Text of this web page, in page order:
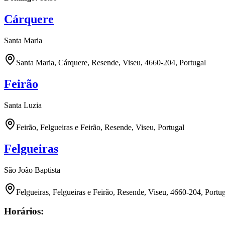
Cárquere
Santa Maria
Santa Maria, Cárquere, Resende, Viseu, 4660-204, Portugal
Feirão
Santa Luzia
Feirão, Felgueiras e Feirão, Resende, Viseu, Portugal
Felgueiras
São João Baptista
Felgueiras, Felgueiras e Feirão, Resende, Viseu, 4660-204,
Horários: